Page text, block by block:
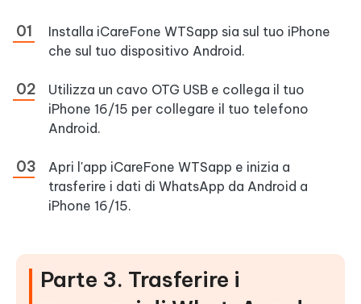
Installa iCareFone WTSapp sia sul tuo iPhone
che sul tuo dispositivo Android.
Utilizza un cavo OTG USB e collega il tuo
iPhone 16/15 per collegare il tuo telefono
Android.
Apri l'app iCareFone WTSapp e inizia a
trasferire i dati di WhatsApp da Android a
iPhone 16/15.
Parte 3. Trasferire i